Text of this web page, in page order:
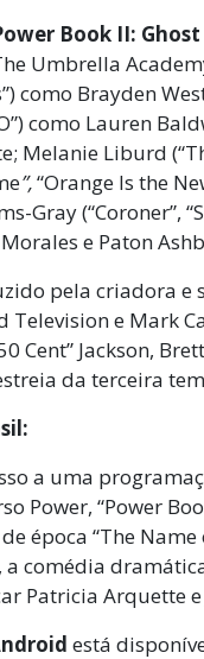
Book II: Ghost
Umbrella
como Brayden
como Lauren
Melanie Liburd
”,“Orange Is the
Gray
e Paton
pela criadora
Television e
Cent” Jackson,
da terceira
a uma
Power, “Power
época “The
comédia
Patricia
está